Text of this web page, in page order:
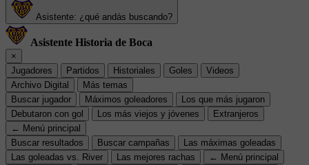
Asistente: ¿qué andás buscando?
Asistente Historia de Boca
×
Jugadores
Partidos Historiales Goles
Videos
Archivo Digital
Más temas
Buscar jugador
Máximos goleadores
Los que más jugaron
Debutaron con gol
Los más viejos y jóvenes
Extranjeros
← Menú principal
Buscar resultados
Buscar campañas
Las máximas goleadas
Las goleadas vs. River
Las mejores rachas
← Menú principal